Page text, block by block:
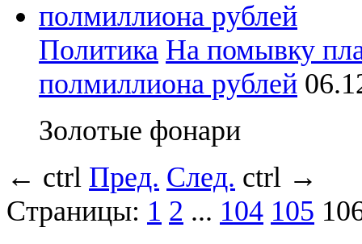
Политика На помывку
полмиллиона рублей
Золотые фонари
← ctrl Пред. След. ctrl →
Страницы: 1 2 ... 104 105